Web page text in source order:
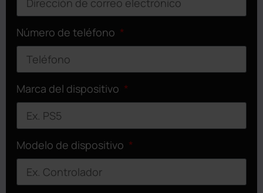
Número de teléfono
Marca del dispositivo
Modelo de dispositivo